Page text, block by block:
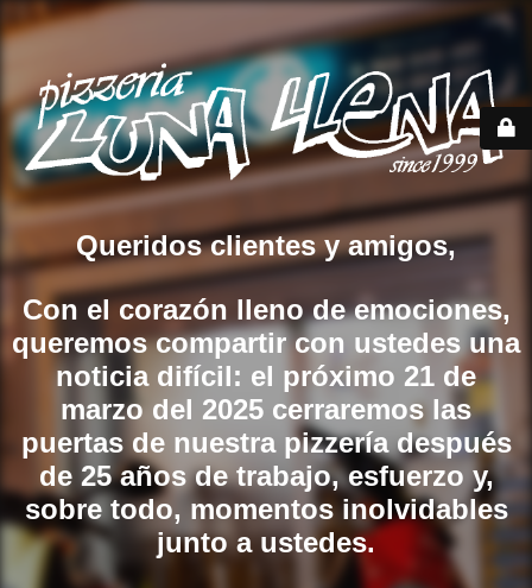
Queridos clientes y amigos,
Con el corazón lleno de emociones,
queremos compartir con ustedes una
noticia difícil: el próximo 21 de
marzo del 2025 cerraremos las
puertas de nuestra pizzería después
de 25 años de trabajo, esfuerzo y,
sobre todo, momentos inolvidables
junto a ustedes.